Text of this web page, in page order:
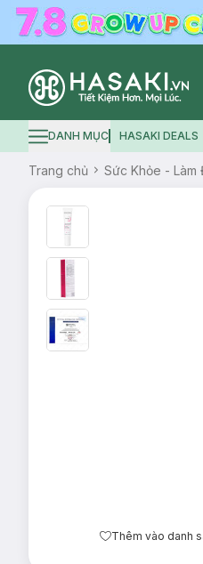
Logo
Hamburger icon
DANH MỤC HASAKI DEALS
Trang chủ Sức Khỏe - Làm
Thêm vào danh